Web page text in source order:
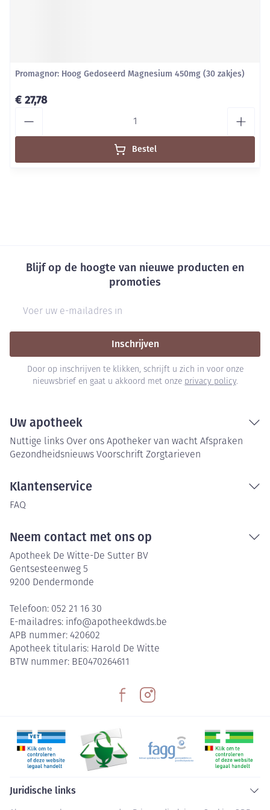
Promagnor: Hoog Gedoseerd Magnesium 450mg (30 zakjes)
€ 27,78
Bestel
Blijf op de hoogte van nieuwe producten en
promoties
Inschrijven
Door op inschrijven te klikken, schrijft u zich in voor onze
nieuwsbrief en gaat u akkoord met onze privacy policy.
Uw apotheek
Nuttige links Over ons Apotheker van wacht Afspraken
Gezondheidsnieuws Voorschrift Zorgtarieven
Klantenservice
FAQ
Neem contact met ons op
Apotheek De Witte-De Sutter BV
Gentsesteenweg 5
9200 Dendermonde
Telefoon: 052 21 16 30
E-mailadres: info@apotheekdwds.be
APB nummer: 420602
Apotheek titularis: Harold De Witte
BTW nummer: BE0470264611
Juridische links